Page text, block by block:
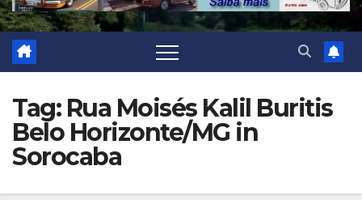
Tag: Rua Moisés Kalil Buritis
Belo Horizonte/MG in
Sorocaba